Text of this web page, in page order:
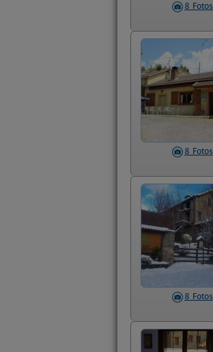
8 Fotos
8 Fotos
8 Fotos